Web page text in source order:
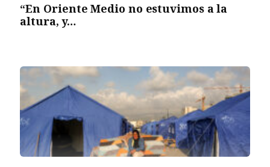
“En Oriente Medio no estuvimos a la
altura, y…